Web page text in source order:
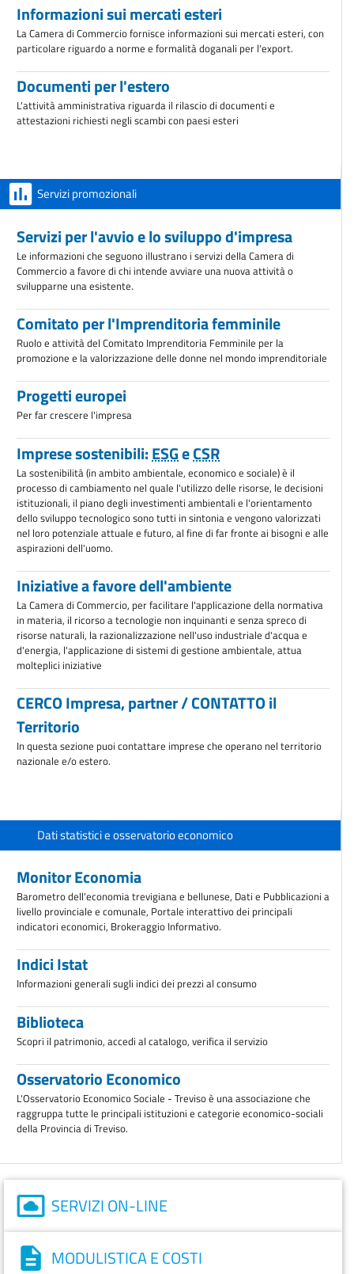
Informazioni sui mercati esteri
La Camera di Commercio fornisce informazioni sui mercati esteri, con
particolare riguardo a norme e formalità doganali per l'export.
Documenti per l'estero
L'attività amministrativa riguarda il rilascio di documenti e
attestazioni richiesti negli scambi con paesi esteri
Servizi promozionali
Servizi per l'avvio e lo sviluppo d'impresa
Le informazioni che seguono illustrano i servizi della Camera di
Commercio a favore di chi intende avviare una nuova attività o
svilupparne una esistente.
Comitato per l'Imprenditoria femminile
Ruolo e attività del Comitato Imprenditoria Femminile per la
promozione e la valorizzazione delle donne nel mondo imprenditoriale
Progetti europei
Per far crescere l'impresa
Imprese sostenibili:ESGeCSR
La sostenibilità (in ambito ambientale, economico e sociale) è il
processo di cambiamento nel quale l'utilizzo delle risorse, le decisioni
istituzionali, il piano degli investimenti ambientali e l'orientamento
dello sviluppo tecnologico sono tutti in sintonia e vengono valorizzati
nel loro potenziale attuale e futuro, al fine di far fronte ai bisogni e alle
aspirazioni dell'uomo.
Iniziative a favore dell'ambiente
La Camera di Commercio, per facilitare l'applicazione della normativa
in materia, il ricorso a tecnologie non inquinanti e senza spreco di
risorse naturali, la razionalizzazione nell'uso industriale d'acqua e
d'energia, l'applicazione di sistemi di gestione ambientale, attua
molteplici iniziative
CERCO Impresa, partner / CONTATTO il
Territorio
In questa sezione puoi contattare imprese che operano nel territorio
nazionale e/o estero.
Dati statistici e osservatorio economico
Monitor Economia
Barometro dell'economia trevigiana e bellunese, Dati e Pubblicazioni a
livello provinciale e comunale, Portale interattivo dei principali
indicatori economici, Brokeraggio Informativo.
Indici Istat
Informazioni generali sugli indici dei prezzi al consumo
Biblioteca
Scopri il patrimonio, accedi al catalogo, verifica il servizio
Osservatorio Economico
L'Osservatorio Economico Sociale - Treviso è una associazione che
raggruppa tutte le principali istituzioni e categorie economico-sociali
della Provincia di Treviso.
SERVIZI ON-LINE
MODULISTICA E COSTI